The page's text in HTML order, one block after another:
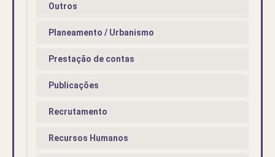
Outros
Planeamento / Urbanismo
Prestação de contas
Publicações
Recrutamento
Recursos Humanos